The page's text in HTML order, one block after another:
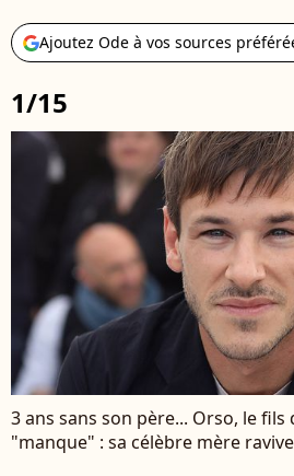
Ajoutez Ode à vos sources
1/15
3 ans sans son père... Orso, le fils
"manque" : sa célèbre mère